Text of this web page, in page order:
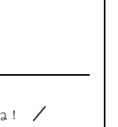
！